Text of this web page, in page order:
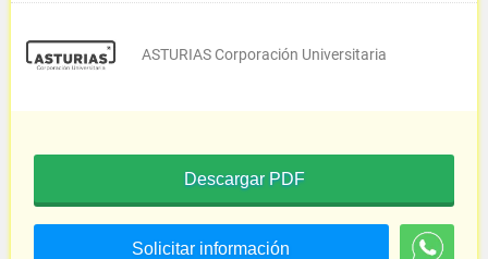
ASTURIAS Corporación Universitaria
Descargar PDF
Solicitar información